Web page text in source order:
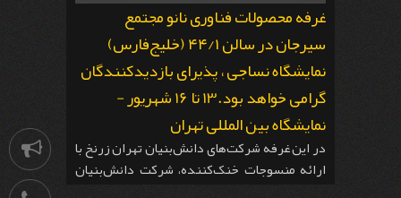
غرفه محصولات فناوری نانو مجتمع
سیرجان در سالن ۴۴/۱ (خلیج‌فارس)
نمایشگاه نساجی ، پذیرای بازدیدکنندگان
گرامی خواهد بود.13 تا 16 شهریور -
نمایشگاه بین المللی تهران
در این غرفه شرکت‌های دانش‌بنیان تهران زرنخ با
ارائه منسوجات خنک‌کننده، شرکت دانش‌بنیان‌
اطلاعیه